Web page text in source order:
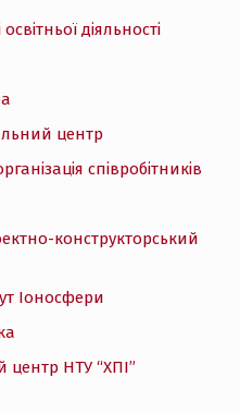
діяльності
центр
співробітників
конструкторський
Іоносфери
НТУ “ХПІ”